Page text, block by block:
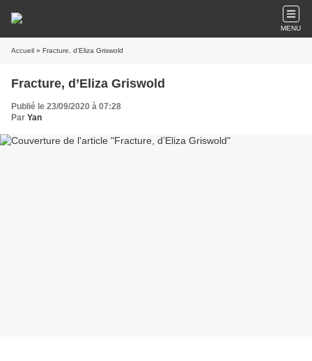
MENU
Accueil » Fracture, d’Eliza Griswold
Fracture, d’Eliza Griswold
Publié le 23/09/2020 à 07:28
Par Yan